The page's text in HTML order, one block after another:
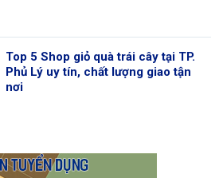
Top 5 Shop giỏ quà trái cây tại TP.
Phủ Lý uy tín, chất lượng giao tận
nơi